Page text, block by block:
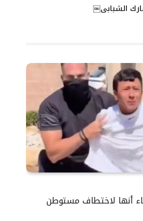
الشبابي￼
أنها لاختطاف مستوطن